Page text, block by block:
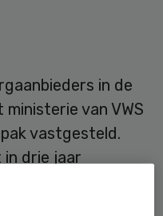
in de
van VWS
vastgesteld.
drie jaar